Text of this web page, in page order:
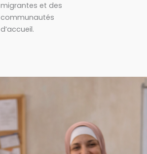
migrantes et des
communautés
d’accueil.